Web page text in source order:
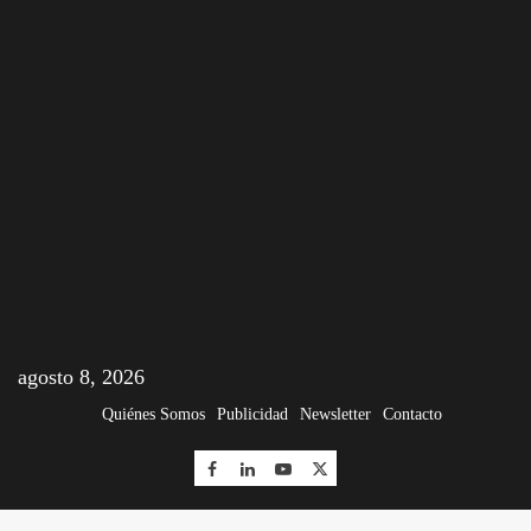
agosto 8, 2026
Quiénes Somos Publicidad Newsletter Contacto